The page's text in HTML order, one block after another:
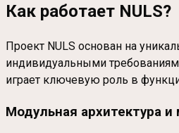
Как работает NULS?
Проект NULS основан на
индивидуальными
играет ключевую роль в
Модульная архитектура